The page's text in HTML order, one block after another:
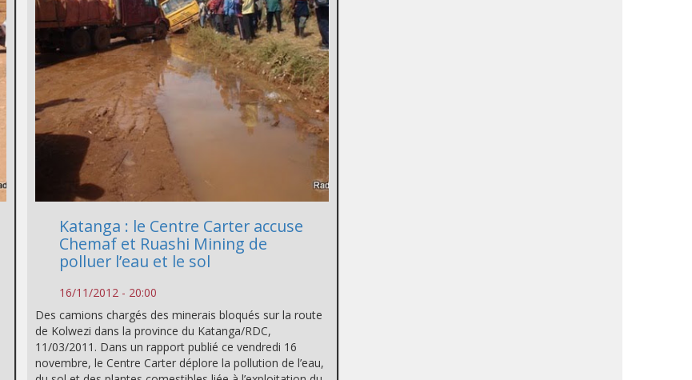
Katanga : le Centre Carter accuse
Chemaf et Ruashi Mining de
polluer l’eau et le sol
16/11/2012 - 20:00
Des camions chargés des minerais bloqués sur la route
de Kolwezi dans la province du Katanga/RDC,
11/03/2011. Dans un rapport publié ce vendredi 16
novembre, le Centre Carter déplore la pollution de l’eau,